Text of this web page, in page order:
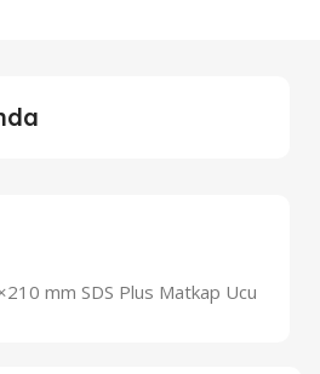
mm SDS Plus Matkap Ucu